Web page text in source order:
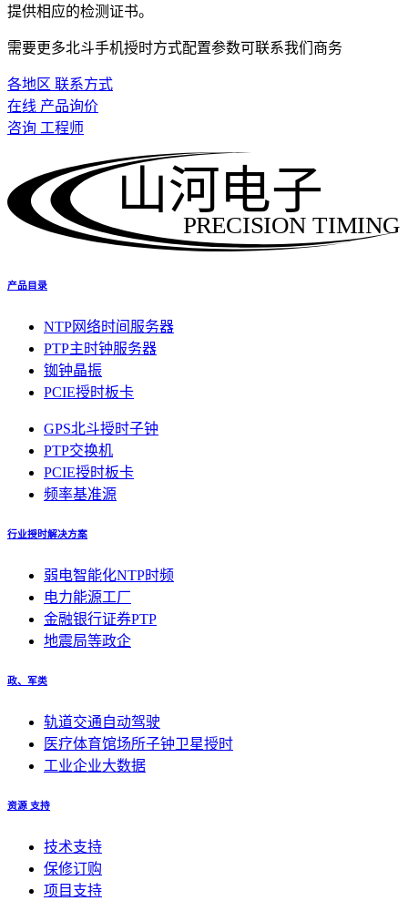
提供相应的检测证书。
需要更多北斗手机授时方式配置参数可联系我们商务
各地区 联系方式
在线 产品询价
咨询 工程师
PRECISION TIMING
山河电子
产品目录
NTP网络时间服务器
PTP主时钟服务器
铷钟晶振
PCIE授时板卡
GPS北斗授时子钟
PTP交换机
PCIE授时板卡
频率基准源
行业授时解决方案
弱电智能化NTP时频
电力能源工厂
金融银行证券PTP
地震局等政企
政、军类
轨道交通自动驾驶
医疗体育馆场所子钟卫星授时
工业企业大数据
资源 支持
技术支持
保修订购
项目支持